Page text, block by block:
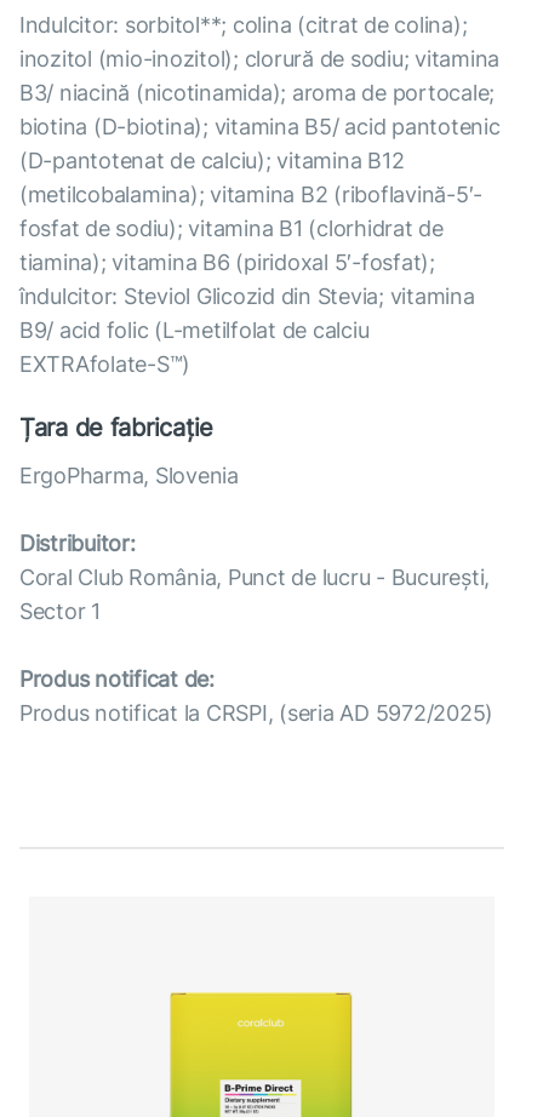
Indulcitor: sorbitol**; colina (citrat de colina);
inozitol (mio-inozitol); clorură de sodiu; vitamina
B3/ niacină (nicotinamida); aroma de portocale;
biotina (D-biotina); vitamina B5/ acid pantotenic
(D-pantotenat de calciu); vitamina B12
(metilcobalamina); vitamina B2 (riboflavină-5′-
fosfat de sodiu); vitamina B1 (clorhidrat de
tiamina); vitamina B6 (piridoxal 5′-fosfat);
îndulcitor: Steviol Glicozid din Stevia; vitamina
B9/ acid folic (L-metilfolat de calciu
EXTRAfolate-S™)
Țara de fabricație
ErgoPharma, Slovenia
Distribuitor:
Coral Club România, Punct de lucru - București,
Sector 1
Produs notificat de:
Produs notificat la CRSPI, (seria AD 5972/2025)